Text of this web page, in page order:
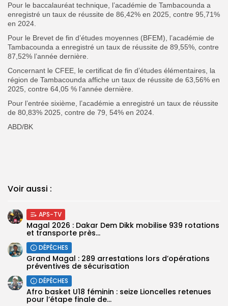
Pour le baccalauréat technique, l’académie de Tambacounda a
enregistré un taux de réussite de 86,42% en 2025, contre 95,71%
en 2024.
Pour le Brevet de fin d’études moyennes (BFEM), l’académie de
Tambacounda a enregistré un taux de réussite de 89,55%, contre
87,52% l’année dernière.
Concernant le CFEE, le certificat de fin d’études élémentaires, la
région de Tambacounda affiche un taux de réussite de 63,56% en
2025, contre 64,05 % l’année dernière.
Pour l’entrée sixième, l’académie a enregistré un taux de réussite
de 80,83% 2025, contre de 79, 54% en 2024.
ABD/BK
Voir aussi :
APS-TV
Magal 2026 : Dakar Dem Dikk mobilise 939 rotations
et transporte près...
DÉPÊCHES
Grand Magal : 289 arrestations lors d’opérations
préventives de sécurisation
DÉPÊCHES
‎Afro basket U18 féminin : seize Lioncelles retenues
pour l’étape finale de...